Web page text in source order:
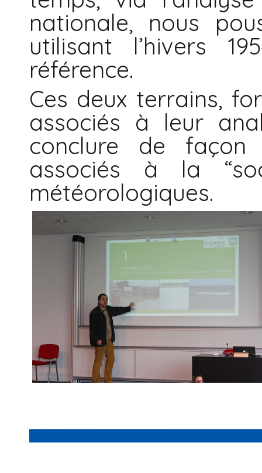
nationale, nous
utilisant l’hivers
référence.
Ces deux terrains,
associés à leur
conclure de
associés à la
météorologiques.